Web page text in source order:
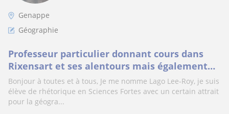
Genappe
Géographie
Professeur particulier donnant cours dans
Rixensart et ses alentours mais également
sur Genappe
Bonjour à toutes et à tous, Je me nomme Lago Lee-Roy, je suis
élève de rhétorique en Sciences Fortes avec un certain attrait
pour la géogra...